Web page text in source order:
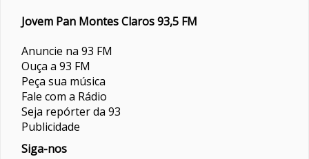
Jovem Pan Montes Claros 93,5 FM
Anuncie na 93 FM
Ouça a 93 FM
Peça sua música
Fale com a Rádio
Seja repórter da 93
Publicidade
Siga-nos